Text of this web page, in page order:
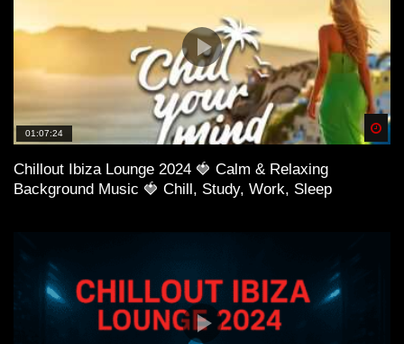
01:07:24
Chillout Ibiza Lounge 2024 🍓 Calm & Relaxing
Background Music 🍓 Chill, Study, Work, Sleep